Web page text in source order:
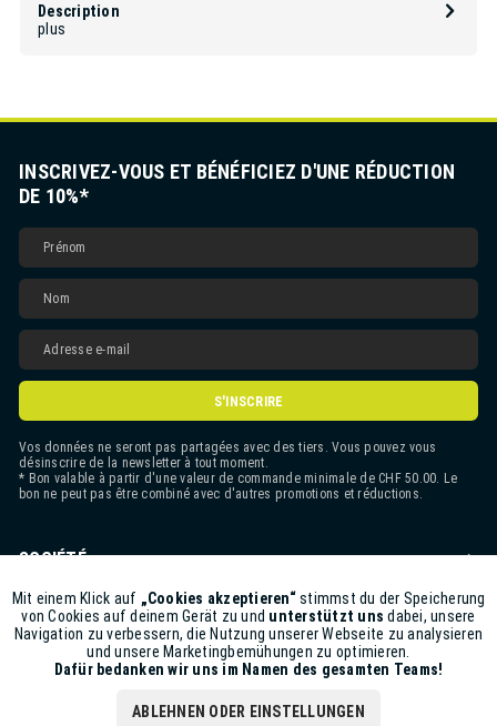
Description
plus
INSCRIVEZ-VOUS ET BÉNÉFICIEZ D'UNE RÉDUCTION
DE 10%*
S'INSCRIRE
Vos données ne seront pas partagées avec des tiers. Vous pouvez vous
désinscrire de la newsletter à tout moment.
* Bon valable à partir d'une valeur de commande minimale de CHF 50.00. Le
bon ne peut pas être combiné avec d'autres promotions et réductions.
SOCIÉTÉ
CONTACT
ASSISTANCE BOUTIQUE
INFORMATIONS
Funktionale Aktiv
Marketing Inaktiv
Mit einem Klick auf „Cookies akzeptieren“stimmst du der Speicherung
von Cookies auf deinem Gerät zu und unterstützt uns dabei, unsere
Navigation zu verbessern, die Nutzung unserer Webseite zu analysieren
und unsere Marketingbemühungen zu optimieren.
Dafür bedanken wir uns im Namen des gesamten Teams!
ABLEHNEN ODER EINSTELLUNGEN